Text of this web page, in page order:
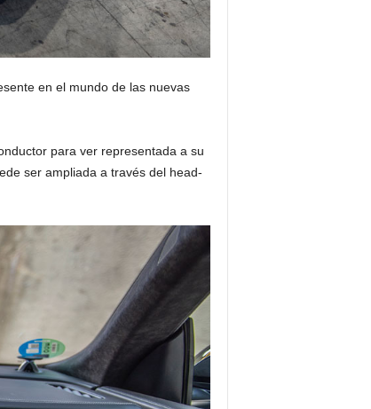
en el mundo de las nuevas
para ver representada a su
ser ampliada a través del head-